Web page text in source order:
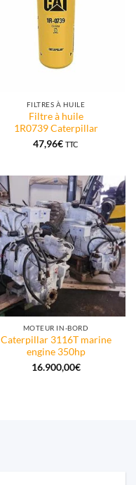
FILTRES À HUILE
Filtre à huile
1R0739 Caterpillar
47,96€ TTC
MOTEUR IN-BORD
Caterpillar 3116T marine
engine 350hp
16.900,00€